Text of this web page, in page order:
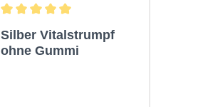
Silber Vitalstrumpf
ohne Gummi